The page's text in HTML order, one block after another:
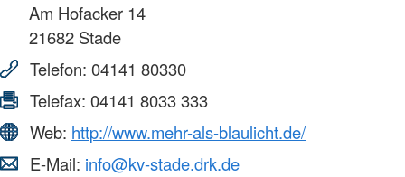
Am Hofacker 14
21682 Stade
Telefon: 04141 80330
Telefax: 04141 8033 333
Web: http://www.mehr-als-blaulicht.de/
E-Mail: info@kv-stade.drk.de